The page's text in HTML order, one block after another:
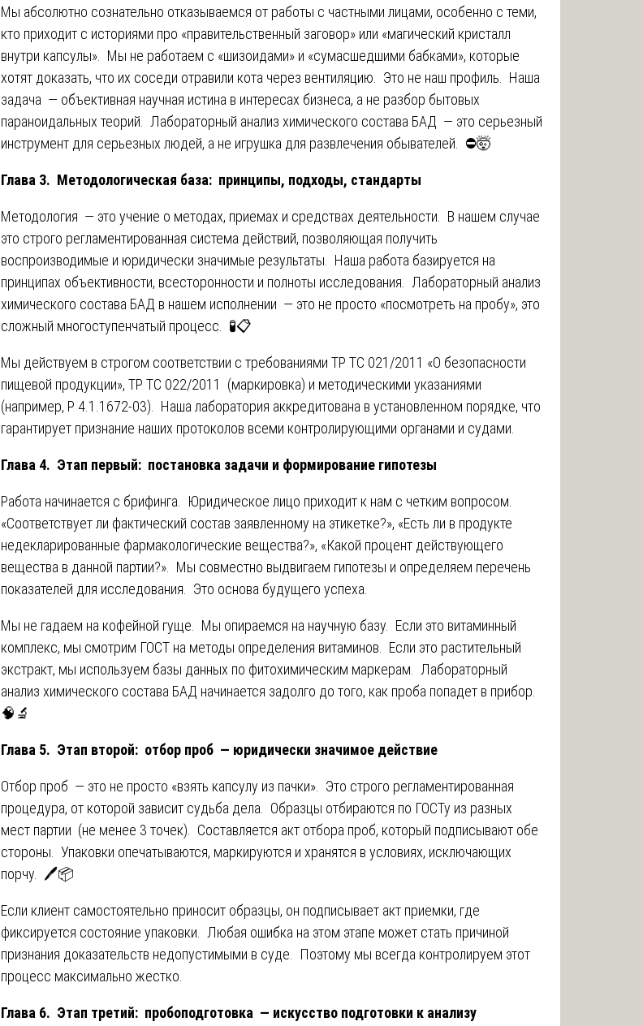
Мы абсолютно сознательно отказываемся от работы с частными лицами, особенно с теми,
кто приходит с историями про «правительственный заговор» или «магический кристалл
внутри капсулы». Мы не работаем с «шизоидами» и «сумасшедшими бабками», которые
хотят доказать, что их соседи отравили кота через вентиляцию. Это не наш профиль. Наша
задача — объективная научная истина в интересах бизнеса, а не разбор бытовых
параноидальных теорий. Лабораторный анализ химического состава БАД — это серьезный
инструмент для серьезных людей, а не игрушка для развлечения обывателей. ⛔🤯
Глава 3. Методологическая база: принципы, подходы, стандарты
Методология — это учение о методах, приемах и средствах деятельности. В нашем случае
это строго регламентированная система действий, позволяющая получить
воспроизводимые и юридически значимые результаты. Наша работа базируется на
принципах объективности, всесторонности и полноты исследования. Лабораторный анализ
химического состава БАД в нашем исполнении — это не просто «посмотреть на пробу», это
сложный многоступенчатый процесс. 🧪📋
Мы действуем в строгом соответствии с требованиями ТР ТС 021/2011 «О безопасности
пищевой продукции», ТР ТС 022/2011 (маркировка) и методическими указаниями
(например, Р 4.1.1672-03). Наша лаборатория аккредитована в установленном порядке, что
гарантирует признание наших протоколов всеми контролирующими органами и судами.
Глава 4. Этап первый: постановка задачи и формирование гипотезы
Работа начинается с брифинга. Юридическое лицо приходит к нам с четким вопросом.
«Соответствует ли фактический состав заявленному на этикетке?», «Есть ли в продукте
недекларированные фармакологические вещества?», «Какой процент действующего
вещества в данной партии?». Мы совместно выдвигаем гипотезы и определяем перечень
показателей для исследования. Это основа будущего успеха.
Мы не гадаем на кофейной гуще. Мы опираемся на научную базу. Если это витаминный
комплекс, мы смотрим ГОСТ на методы определения витаминов. Если это растительный
экстракт, мы используем базы данных по фитохимическим маркерам. Лабораторный
анализ химического состава БАД начинается задолго до того, как проба попадет в прибор.
🧠🔬
Глава 5. Этап второй: отбор проб — юридически значимое действие
Отбор проб — это не просто «взять капсулу из пачки». Это строго регламентированная
процедура, от которой зависит судьба дела. Образцы отбираются по ГОСТу из разных
мест партии (не менее 3 точек). Составляется акт отбора проб, который подписывают обе
стороны. Упаковки опечатываются, маркируются и хранятся в условиях, исключающих
порчу. 🖊️📦
Если клиент самостоятельно приносит образцы, он подписывает акт приемки, где
фиксируется состояние упаковки. Любая ошибка на этом этапе может стать причиной
признания доказательств недопустимыми в суде. Поэтому мы всегда контролируем этот
процесс максимально жестко.
Глава 6. Этап третий: пробоподготовка — искусство подготовки к анализу